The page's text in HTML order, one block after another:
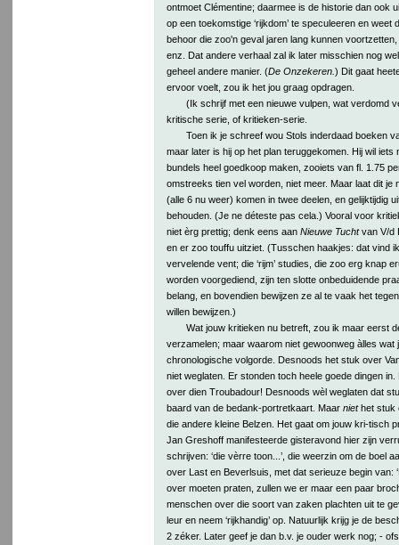
ontmoet Clémentine; daarmee is de historie dan ook
op een toekomstige ‘rijkdom’ te speculeeren en weet
behoor die zoo'n geval jaren lang kunnen
enz. Dat andere verhaal zal ik later misschien nog
geheel andere manier. (De Onzekeren. ) Dit gaat
ervoor voelt, zou ik het jou graag opdragen.
(Ik schrijf met een nieuwe vulpen, wat verdomd
kritische serie, of kritieken-serie.
Toen ik je schreef wou Stols inderdaad boeken
maar later is hij op het plan teruggekomen. Hij wil iets
bundels heel goedkoop maken, zooiets van fl. 1.75
omstreeks tien vel worden, niet meer. Maar laat dit je
(alle 6 nu weer) komen in twee deelen, en gelijktijdig
behouden. (Je ne déteste pas cela.) Vooral voor
niet èrg prettig; denk eens aan Nieuwe Tuchtvan V/d
en er zoo touffu uitziet. (Tusschen haakjes: dat vind
vervelende vent; die ‘rijm’ studies, die zoo erg knap
worden voorgediend, zijn ten slotte onbeduidende
belang, en bovendien bewijzen ze al te vaak het
willen bewijzen.)
Wat jouw kritieken nu betreft, zou ik maar eerst
verzamelen; maar waarom niet gewoonweg àlles wat
chronologische volgorde. Desnoods het stuk over
niet weglaten. Er stonden toch heele goede dingen
over dien Troubadour! Desnoods wèl weglaten dat
baard van de bedank-portretkaart. Maar niethet stuk
die andere kleine Belzen. Het gaat om jouw kri-tisch
Jan Greshoff manifesteerde gisteravond hier zijn
schrijven: ‘die vèrre toon...’, die weerzin om de boel
over Last en Beverlsuis, met dat serieuze begin van:
over moeten praten, zullen we er maar een paar
menschen over die soort van zaken plachten uit te
leur en neem ‘rijkhandig’ op. Natuurlijk krijg je de
2 zéker. Later geef je dan b.v. je ouder werk nog; -